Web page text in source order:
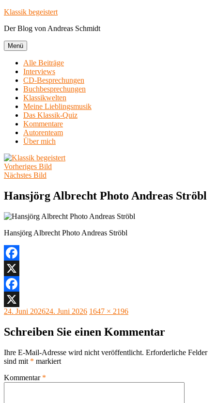
Zum
springen
Klassik begeistert
Der Blog von Andreas Schmidt
Menü
Alle Beiträge
Interviews
CD-Besprechungen
Buchbesprechungen
Klassikwelten
Meine Lieblingsmusik
Das Klassik-Quiz
Kommentare
Autorenteam
Über mich
Vorheriges Bild
Nächstes Bild
Hansjörg Albrecht Photo Andreas Ströbl
Hansjörg Albrecht Photo Andreas Ströbl
Facebook
X
Facebook
X
Veröffentlicht
24. Juni 202624. Juni 2026 Originalgröße
1647 × 2196
Schreiben Sie einen Kommentar
Ihre E-Mail-Adresse wird nicht veröffentlicht. Erforderliche Felder
sind mit * markiert
Kommentar *